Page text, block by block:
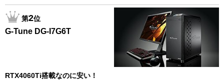
第2位
G-Tune DG-I7G6T
RTX4060Ti搭載なのに安い！